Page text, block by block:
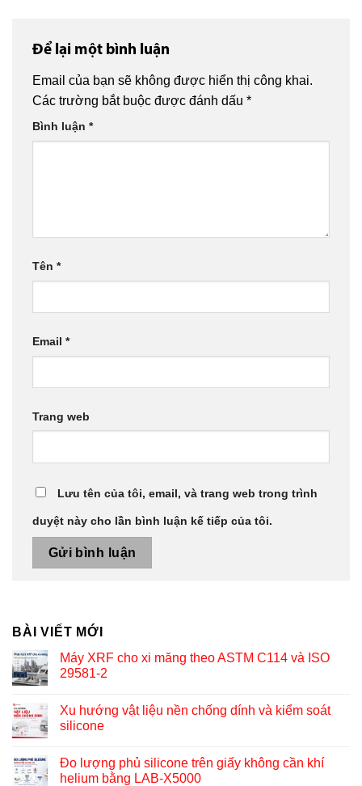
Để lại một bình luận
Email của bạn sẽ không được hiển thị công khai.
Các trường bắt buộc được đánh dấu *
Bình luận *
Tên *
Email *
Trang web
Lưu tên của tôi, email, và trang web trong trình
duyệt này cho lần bình luận kế tiếp của tôi.
BÀI VIẾT MỚI
Máy XRF cho xi măng theo ASTM C114 và ISO
29581-2
Xu hướng vật liệu nền chống dính và kiểm soát
silicone
Đo lượng phủ silicone trên giấy không cần khí
helium bằng LAB-X5000